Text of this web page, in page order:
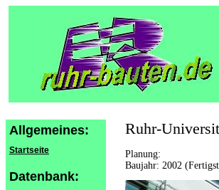
Allgemeines:
Startseite
Datenbank:
Ruhr-
Planung:
Baujahr: 2002